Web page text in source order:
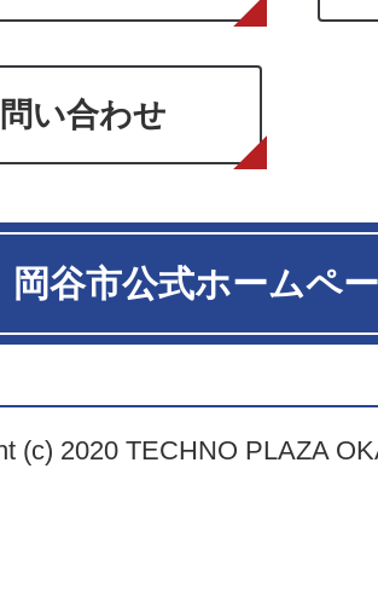
い合わせ
岡谷市公式ホームペ
(c) 2020 TECHNO PLAZA